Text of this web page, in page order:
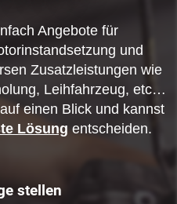
Angebote für
und
Zusatzleistungen wie
Leihfahrzeug, etc…
einen Blick und kannst
Lösung entscheiden.
stellen